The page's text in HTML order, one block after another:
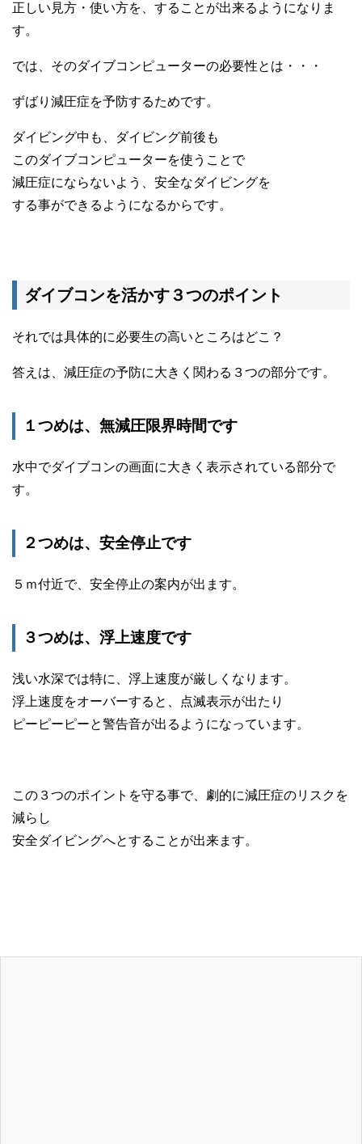
正しい見方・使い方を、することが出来るようになりま
す。
では、そのダイブコンピューターの必要性とは・・・
ずばり減圧症を予防するためです。
ダイビング中も、ダイビング前後も
このダイブコンピューターを使うことで
減圧症にならないよう、安全なダイビングを
する事ができるようになるからです。
ダイブコンを活かす３つのポイント
それでは具体的に必要生の高いところはどこ？
答えは、減圧症の予防に大きく関わる３つの部分です。
１つめは、無減圧限界時間です
水中でダイブコンの画面に大きく表示されている部分で
す。
２つめは、安全停止です
５ｍ付近で、安全停止の案内が出ます。
３つめは、浮上速度です
浅い水深では特に、浮上速度が厳しくなります。
浮上速度をオーバーすると、点滅表示が出たり
ピーピーピーと警告音が出るようになっています。
この３つのポイントを守る事で、劇的に減圧症のリスクを
減らし
安全ダイビングへとすることが出来ます。